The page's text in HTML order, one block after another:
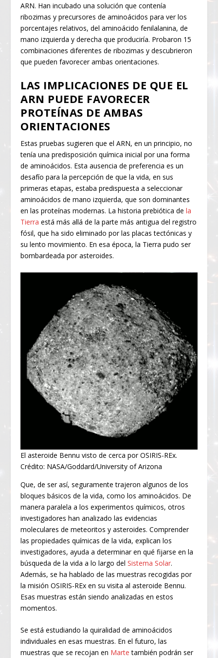
ARN. Han incubado una solución que contenía
ribozimas y precursores de aminoácidos para ver los
porcentajes relativos, del aminoácido fenilalanina, de
mano izquierda y derecha que produciría. Probaron 15
combinaciones diferentes de ribozimas y descubrieron
que pueden favorecer ambas orientaciones.
LAS IMPLICACIONES DE QUE EL
ARN PUEDE FAVORECER
PROTEÍNAS DE AMBAS
ORIENTACIONES
Estas pruebas sugieren que el ARN, en un principio, no
tenía una predisposición química inicial por una forma
de aminoácidos. Esta ausencia de preferencia es un
desafío para la percepción de que la vida, en sus
primeras etapas, estaba predispuesta a seleccionar
aminoácidos de mano izquierda, que son dominantes
en las proteínas modernas. La historia prebiótica dela
Tierra está más allá de la parte más antigua del registro
fósil, que ha sido eliminado por las placas tectónicas y
su lento movimiento. En esa época, la Tierra pudo ser
bombardeada por asteroides.
El asteroide Bennu visto de cerca por OSIRIS-REx.
Crédito: NASA/Goddard/University of Arizona
Que, de ser así, seguramente trajeron algunos de los
bloques básicos de la vida, como los aminoácidos. De
manera paralela a los experimentos químicos, otros
investigadores han analizado las evidencias
moleculares de meteoritos y asteroides. Comprender
las propiedades químicas de la vida, explican los
investigadores, ayuda a determinar en qué fijarse en la
búsqueda de la vida a lo largo delSistema Solar.
Además, se ha hablado de las muestras recogidas por
la misión OSIRIS-REx en su visita al asteroide Bennu.
Esas muestras están siendo analizadas en estos
momentos.
Se está estudiando la quiralidad de aminoácidos
individuales en esas muestras. En el futuro, las
muestras que se recojan en Marte también podrán ser